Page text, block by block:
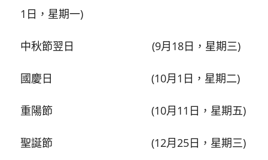
1日，星期一)
中秋節翌日 (9月18日，星期三)
國慶日 (10月1日，星期二)
重陽節 (10月11日，星期五)
聖誕節 (12月25日，星期三)